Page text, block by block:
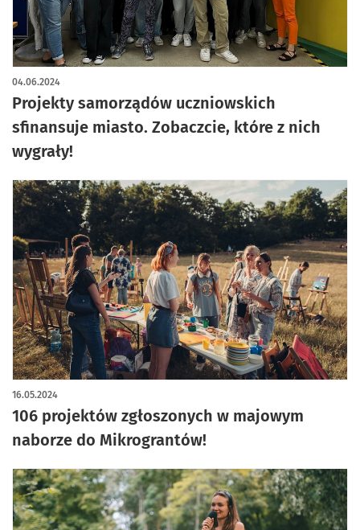
Projekty samorządów uczniowskich
sfinansuje miasto. Zobaczcie, które z nich
wygrały!
04.06.2024
106 projektów zgłoszonych w majowym
naborze do Mikrograntów!
16.05.2024